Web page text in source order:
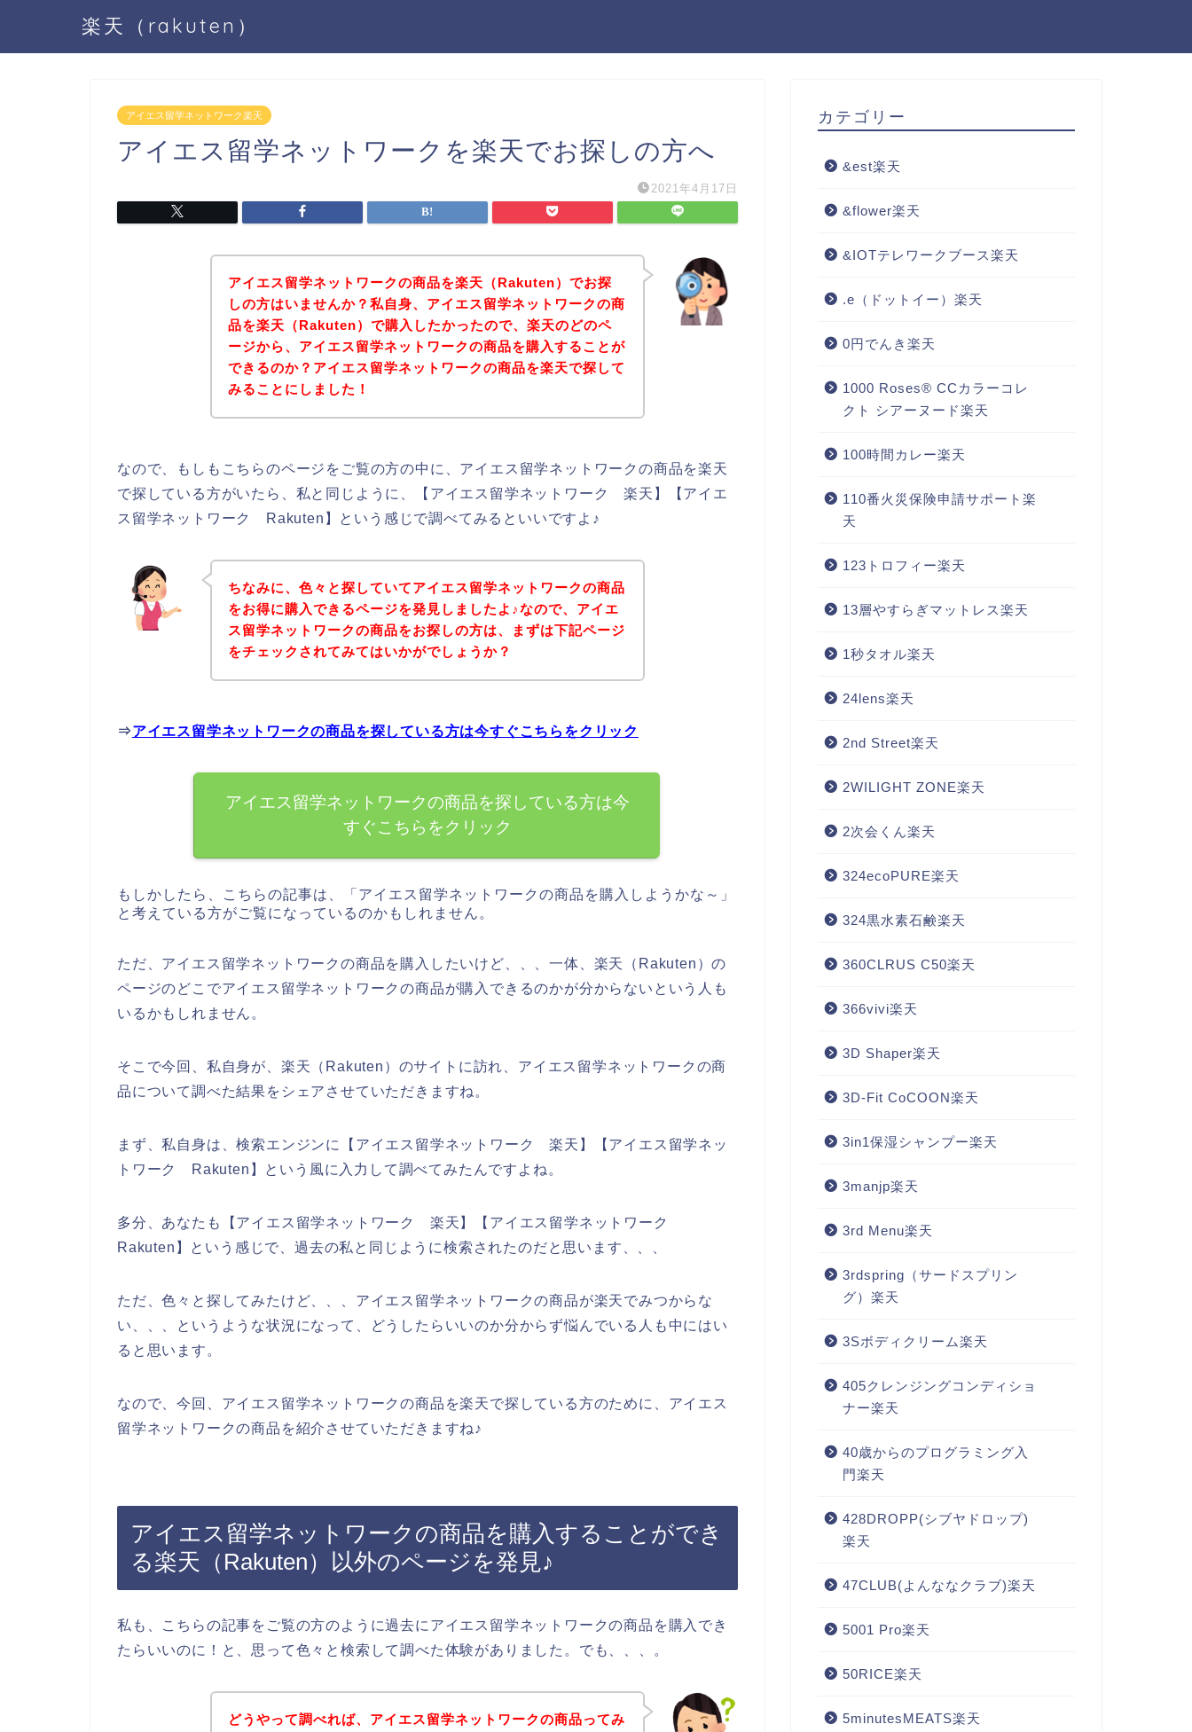
楽天（rakuten）
アイエス留学ネットワーク楽天
アイエス留学ネットワークを楽天でお探しの方へ
2021年4月17日
アイエス留学ネットワークの商品を楽天（Rakuten）でお探
しの方はいませんか？私自身、アイエス留学ネットワークの商
品を楽天（Rakuten）で購入したかったので、楽天のどのペ
ージから、アイエス留学ネットワークの商品を購入することが
できるのか？アイエス留学ネットワークの商品を楽天で探して
みることにしました！
なので、もしもこちらのページをご覧の方の中に、アイエス留学ネットワークの商品を楽天
で探している方がいたら、私と同じように、【アイエス留学ネットワーク 楽天】【アイエ
ス留学ネットワーク Rakuten】という感じで調べてみるといいですよ♪
ちなみに、色々と探していてアイエス留学ネットワークの商品
をお得に購入できるページを発見しましたよ♪なので、アイエ
ス留学ネットワークの商品をお探しの方は、まずは下記ページ
をチェックされてみてはいかがでしょうか？
⇒アイエス留学ネットワークの商品を探している方は今すぐこちらをクリック
アイエス留学ネットワークの商品を探している方は今
すぐこちらをクリック
もしかしたら、こちらの記事は、「アイエス留学ネットワークの商品を購入しようかな～」
と考えている方がご覧になっているのかもしれません。
ただ、アイエス留学ネットワークの商品を購入したいけど、、、一体、楽天（Rakuten）の
ページのどこでアイエス留学ネットワークの商品が購入できるのかが分からないという人も
いるかもしれません。
そこで今回、私自身が、楽天（Rakuten）のサイトに訪れ、アイエス留学ネットワークの商
品について調べた結果をシェアさせていただきますね。
まず、私自身は、検索エンジンに【アイエス留学ネットワーク 楽天】【アイエス留学ネッ
トワーク Rakuten】という風に入力して調べてみたんですよね。
多分、あなたも【アイエス留学ネットワーク 楽天】【アイエス留学ネットワーク
Rakuten】という感じで、過去の私と同じように検索されたのだと思います、、、
ただ、色々と探してみたけど、、、アイエス留学ネットワークの商品が楽天でみつからな
い、、、というような状況になって、どうしたらいいのか分からず悩んでいる人も中にはい
ると思います。
なので、今回、アイエス留学ネットワークの商品を楽天で探している方のために、アイエス
留学ネットワークの商品を紹介させていただきますね♪
アイエス留学ネットワークの商品を購入することができ
る楽天（Rakuten）以外のページを発見♪
私も、こちらの記事をご覧の方のように過去にアイエス留学ネットワークの商品を購入でき
たらいいのに！と、思って色々と検索して調べた体験がありました。でも、、、。
どうやって調べれば、アイエス留学ネットワークの商品ってみ
カテゴリー
&est楽天
&flower楽天
&IOTテレワークブース楽天
.e（ドットイー）楽天
0円でんき楽天
1000 Roses® CCカラーコレ
クト シアーヌード楽天
100時間カレー楽天
110番火災保険申請サポート楽
天
123トロフィー楽天
13層やすらぎマットレス楽天
1秒タオル楽天
24lens楽天
2nd Street楽天
2WILIGHT ZONE楽天
2次会くん楽天
324ecoPURE楽天
324黒水素石鹸楽天
360CLRUS C50楽天
366vivi楽天
3D Shaper楽天
3D-Fit CoCOON楽天
3in1保湿シャンプー楽天
3manjp楽天
3rd Menu楽天
3rdspring（サードスプリン
グ）楽天
3Sボディクリーム楽天
405クレンジングコンディショ
ナー楽天
40歳からのプログラミング入
門楽天
428DROPP(シブヤドロップ)
楽天
47CLUB(よんななクラブ)楽天
5001 Pro楽天
50RICE楽天
5minutesMEATS楽天